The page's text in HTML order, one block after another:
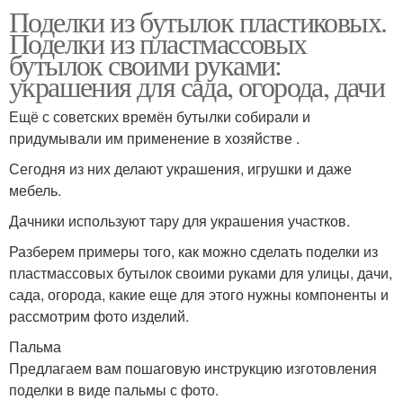
Поделки из бутылок пластиковых.
Поделки из пластмассовых
бутылок своими руками:
украшения для сада, огорода, дачи
Ещё с советских времён бутылки собирали и
придумывали им применение в хозяйстве .
Сегодня из них делают украшения, игрушки и даже
мебель.
Дачники используют тару для украшения участков.
Разберем примеры того, как можно сделать поделки из
пластмассовых бутылок своими руками для улицы, дачи,
сада, огорода, какие еще для этого нужны компоненты и
рассмотрим фото изделий.
Пальма
Предлагаем вам пошаговую инструкцию изготовления
поделки в виде пальмы с фото.